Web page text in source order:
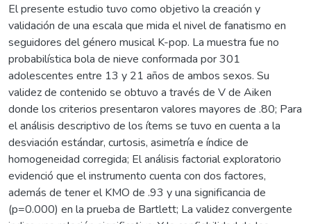
El presente estudio tuvo como objetivo la creación y
validación de una escala que mida el nivel de fanatismo en
seguidores del género musical K-pop. La muestra fue no
probabilística bola de nieve conformada por 301
adolescentes entre 13 y 21 años de ambos sexos. Su
validez de contenido se obtuvo a través de V de Aiken
donde los criterios presentaron valores mayores de .80; Para
el análisis descriptivo de los ítems se tuvo en cuenta a la
desviación estándar, curtosis, asimetría e índice de
homogeneidad corregida; El análisis factorial exploratorio
evidenció que el instrumento cuenta con dos factores,
además de tener el KMO de .93 y una significancia de
(p=0.000) en la prueba de Bartlett; La validez convergente